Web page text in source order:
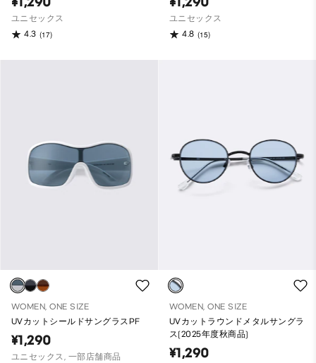
ユニセックス
4.3 (17)
ユニセックス
4.8 (15)
WOMEN, ONE SIZE
UVカットシールドサングラスPF
¥1,290
ユニセックス, 一部店舗商品
WOMEN, ONE SIZE
UVカットラウンドメタルサングラ
ス(2025年度秋商品)
¥1,290